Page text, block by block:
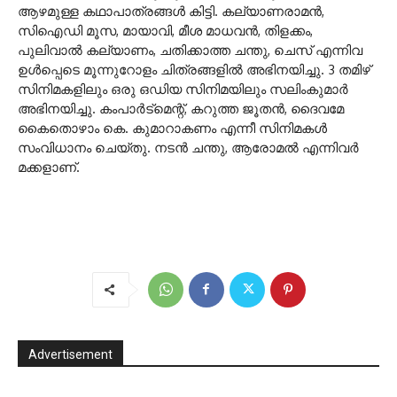
ആഴമുള്ള കഥാപാത്രങ്ങള്‍ കിട്ടി. കല്യാണരാമന്‍,
സിഐഡി മൂസ, മായാവി, മീശ മാധവന്‍, തിളക്കം,
പുലിവാല്‍ കല്യാണം, ചതിക്കാത്ത ചന്തു, ചെസ് എന്നിവ
ഉള്‍പ്പെടെ മൂന്നുറോളം ചിത്രങ്ങളില്‍ അഭിനയിച്ചു. 3 തമിഴ്
സിനിമകളിലും ഒരു ഒഡിയ സിനിമയിലും സലിംകുമാര്‍
അഭിനയിച്ചു. കംപാര്‍ട്‌മെന്റ്, കറുത്ത ജൂതന്‍, ദൈവമേ
കൈതൊഴാം കെ. കുമാറാകണം എന്നീ സിനിമകള്‍
സംവിധാനം ചെയ്തു. നടന്‍ ചന്തു, ആരോമല്‍ എന്നിവര്‍
മക്കളാണ്.
Advertisement